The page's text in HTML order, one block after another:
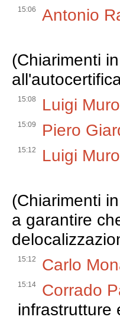
15:06 Antonio
(Chiarimenti
15:08 Luigi Muro
15:09 Piero
15:12 Luigi Muro
(Chiarimenti
a garantire
15:12 Carlo
15:14 Corrado
infrastrutture